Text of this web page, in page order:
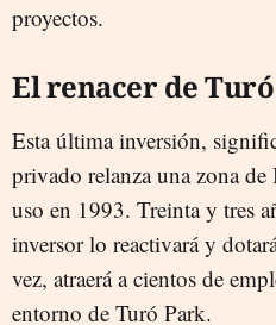
proyectos.
El renacer de
Esta última inversión,
privado relanza una zona
uso en 1993. Treinta y tres
inversor lo reactivará y
vez, atraerá a cientos de
entorno de Turó Park.